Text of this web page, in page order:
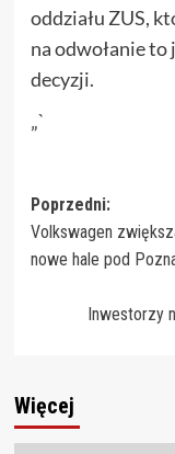
oddziału ZUS,
na odwołanie to
decyzji.
„`
Zobacz
wpisy
Poprzedni:
Volkswagen
nowe hale pod
Inwestorzy
Więcej